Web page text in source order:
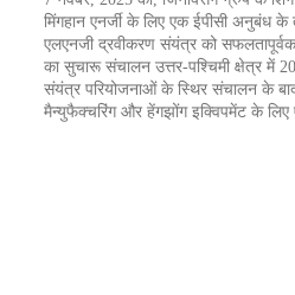
मिंगहान एनर्जी के लिए एक ईपीसी अनुबंध
एलएनजी द्रवीकरण संयंत्र को
का सुचारू संचालन उत्तर-पश्चिमी क्षेत्र में
संयंत्र परियोजनाओं के स्थिर संचालन के
मैन्युफैक्चरिंग और हेंगझोंग इक्विपमेंट के लिए